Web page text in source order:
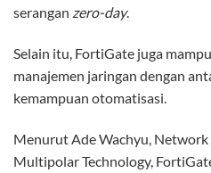
serangan zero-day.
Selain itu, FortiGate juga
manajemen jaringan dengan
kemampuan otomatisasi.
Menurut Ade Wachyu,
Multipolar Technology,